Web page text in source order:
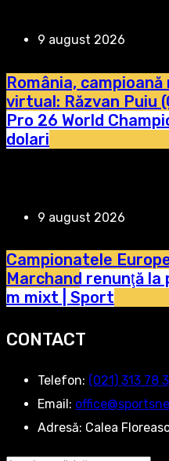
9 august 2026
România,
virtual: Răzvan Puiu
Pro 26 World
dolari
9 august 2026
Campionatele
Marchand renunţă
m mixt | Sport
CONTACT
Telefon: ‭(021) 313 78
Email:
Adresă: Calea